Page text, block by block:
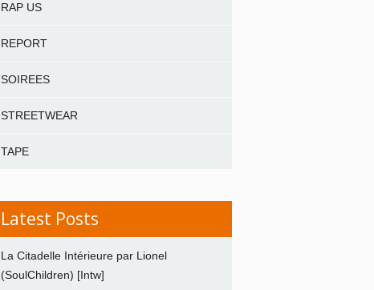
RAP US
REPORT
SOIREES
STREETWEAR
TAPE
Latest Posts
La Citadelle Intérieure par Lionel
(SoulChildren) [Intw]